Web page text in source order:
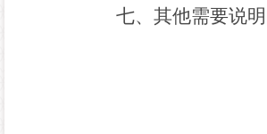
七、其他需要说